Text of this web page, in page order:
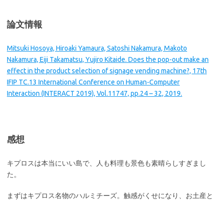
論文情報
Mitsuki Hosoya, Hiroaki Yamaura, Satoshi Nakamura, Makoto
Nakamura, Eiji Takamatsu, Yujiro Kitaide. Does the pop-out make an
effect in the product selection of signage vending machine?, 17th
IFIP TC.13 International Conference on Human-Computer
Interaction (INTERACT 2019), Vol.11747, pp.24 – 32, 2019.
感想
キプロスは本当にいい島で、人も料理も景色も素晴らしすぎまし
た。
まずはキプロス名物のハルミチーズ。触感がくせになり、お土産と